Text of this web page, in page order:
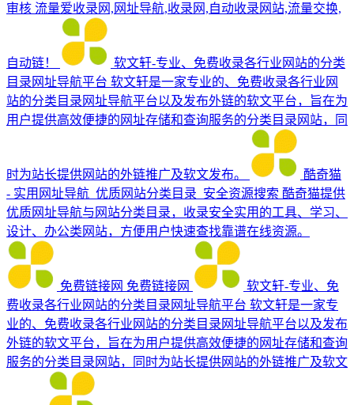
审核 流量爱收录网,网址导航,收录网,自动收录网站,流量交换,
自动链！
软文轩-专业、免费收录各行业网站的分类
目录网址导航平台 软文轩是一家专业的、免费收录各行业网
站的分类目录网址导航平台以及发布外链的软文平台，旨在为
用户提供高效便捷的网址存储和查询服务的分类目录网站，同
时为站长提供网站的外链推广及软文发布。
酷奇猫
- 实用网址导航_优质网站分类目录_安全资源搜索 酷奇猫提供
优质网址导航与网站分类目录，收录安全实用的工具、学习、
设计、办公类网站，方便用户快速查找靠谱在线资源。
免费链接网 免费链接网
软文轩-专业、免
费收录各行业网站的分类目录网址导航平台 软文轩是一家专
业的、免费收录各行业网站的分类目录网址导航平台以及发布
外链的软文平台，旨在为用户提供高效便捷的网址存储和查询
服务的分类目录网站，同时为站长提供网站的外链推广及软文